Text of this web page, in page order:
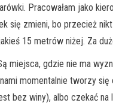
Pracowałam jako
się zmieni, bo przecież
15 metrów niżej. Za
gdzie nie ma
momentalnie tworzy
bez winy), albo czekać